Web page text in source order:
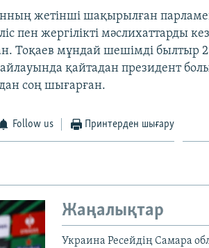
жетінші шақырылған
пен жергілікті мәслихаттарды
Тоқаев мұндай шешімді былтыр
қайтадан президент
соң шығарған.
Follow us Принтерден шығару
Жаңалықтар
Украина Ресейдің Самара